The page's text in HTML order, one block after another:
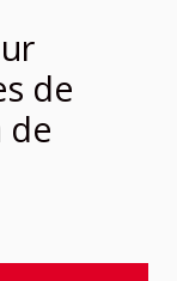
de
de